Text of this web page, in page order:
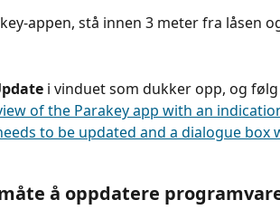
appen, stå innen 3 meter fra låsen
i vinduet som dukker opp, og
å oppdatere